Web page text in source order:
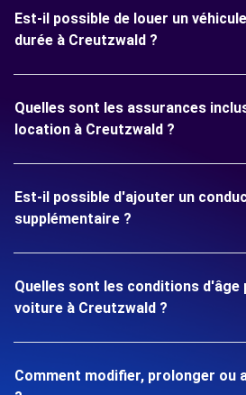
Est-il possible de louer un
durée à Creutzwald ?
Quelles sont les assurances
location à Creutzwald ?
Est-il possible d'ajouter un
supplémentaire ?
Quelles sont les conditions d'âge
voiture à Creutzwald ?
Comment modifier, prolonger ou